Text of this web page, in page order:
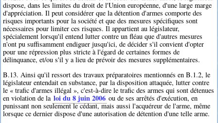
dispose, dans les limites du droit de l'Union européenne, d'une large marge
d'appréciation. Il peut considérer que la détention d'armes comporte des
risques importants pour la société et que des mesures spécifiques sont
nécessaires pour limiter ces risques. Il appartient au législateur,
spécialement lorsqu'il entend lutter contre un fléau que d'autres mesures
n'ont pu suffisamment endiguer jusqu'ici, de décider s'il convient d'opter
pour une répression plus stricte à l'égard de certaines formes de
délinquance, et/ou s'il y a lieu de prévoir des mesures supplémentaires.
B.13. Ainsi qu'il ressort des travaux préparatoires mentionnés en B.1.2, le
législateur entendait en substance, par la disposition attaquée, lutter contre
le « trafic d'armes illégal », c'est-à-dire le trafic des armes qui sont détenues
en violation de la loi du 8 juin 2006 ou de ses arrêtés d'exécution, en
punissant non seulement le cédant, mais aussi l'acquéreur de l'arme, même
lorsque ce dernier dispose d'une autorisation de détention d'une telle arme.